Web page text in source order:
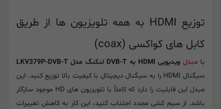
توزیع HDMI به همه تلویزیون ها از طریق
کابل های کواکسی (coax)
بامبدل ویدیویی HDMI به DVB-T لنکنگ مدل LKV379P-DVB-T
سیگنال HDMI را به سیگنال دیجیتال با کیفیت بالا توزیع کنید. این
مبدل این قابلیت را دارد که کاملاً با تلویزیون های HD موجود سازگار
باشد. از سیم کشی مجدد اجتناب کنید، این کار به کاهش تغییرات